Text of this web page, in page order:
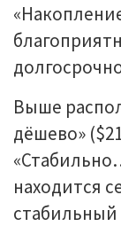
Выше
дёшево»
находится